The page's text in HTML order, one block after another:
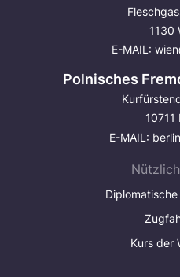
1130
E-MAIL:
Polnisches
10711
E-MAIL:
Kurs der